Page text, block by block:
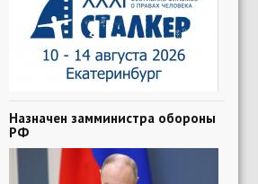
Назначен замминистра обороны
РФ